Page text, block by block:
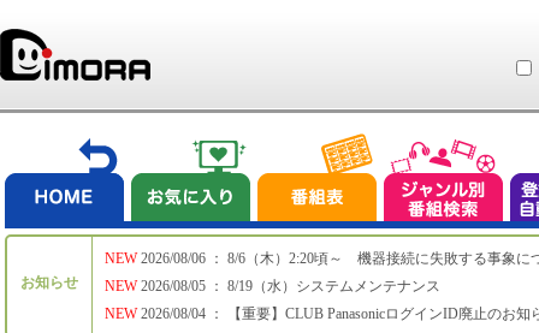
お知らせ
NEW
NEW
NEW
2026/08/06 ： 8/6（木）2:20頃～ 機器接続に失敗する事象に
2026/08/05 ： 8/19（水）システムメンテナンス
2026/08/04 ： 【重要】CLUB PanasonicログインID廃止のお知